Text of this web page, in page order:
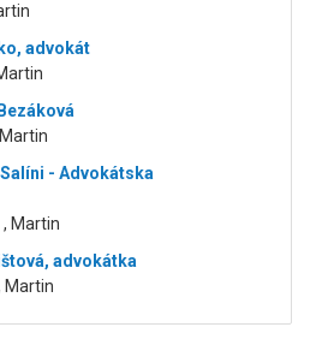
advokát
- Advokátska
, Martin
advokátka
Martin